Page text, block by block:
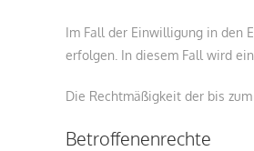
Im Fall der Einwilligung in den
erfolgen. In diesem Fall wird
Die Rechtmäßigkeit der bis
Betroffenenrechte